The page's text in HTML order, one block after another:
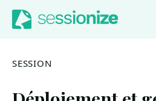
Jump to navigation
Jump to content
SESSION